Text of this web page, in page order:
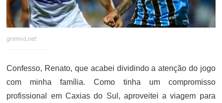
gremio.net
Confesso, Renato, que acabei dividindo a atenção do jogo
com minha família. Como tinha um compromisso
profissional em Caxias do Sul, aproveitei a viagem para